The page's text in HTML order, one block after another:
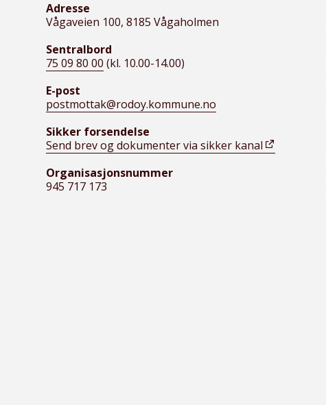
Adresse
Vågaveien 100, 8185 Vågaholmen
Sentralbord
75 09 80 00 (kl. 10.00-14.00)
E-post
postmottak@rodoy.kommune.no
Sikker forsendelse
Send brev og dokumenter via sikker kanal
Organisasjonsnummer
945 717 173